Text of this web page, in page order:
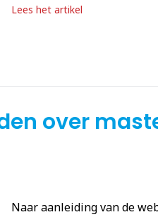
Lees het artikel
over
Naar aanleiding van de